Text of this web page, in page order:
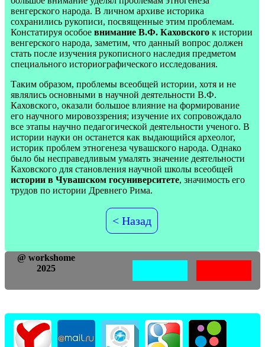
венгерского народа. В личном архиве историка
сохранились рукописи, посвященные этим проблемам.
Констатируя особое внимание В.Ф. Каховского к истории
венгерского народа, заметим, что данный вопрос должен
стать после изучения рукописного наследия предметом
специального историографического исследования.
Таким образом, проблемы всеобщей истории, хотя и не
являлись основными в научной деятельности В.Ф.
Каховского, оказали большое влияние на формирование
его научного мировоззрения; изучение их сопровождало
все этапы научно педагогической деятельности ученого. В
истории науки он останется как выдающийся археолог,
историк проблем этногенеза чувашского народа. Однако
было бы несправедливым умалять значение деятельности
Каховского для становления научной школы всеобщей
истории в Чувашском госуниверситете, значимость его
трудов по истории Древнего Рима.
< Назад
@ workshome
2025